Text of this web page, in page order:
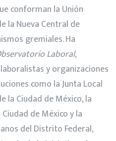
conforman la Unión
la Nueva Central de
gremiales. Ha
Laboral,
y organizaciones
como la Junta Local
la Ciudad de México, la
de México y la
del Distrito Federal,